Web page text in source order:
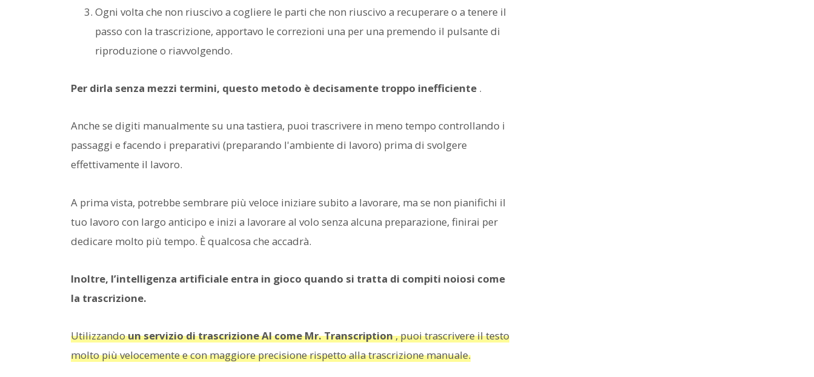
Ogni volta che non riuscivo a cogliere le parti che non riuscivo a recuperare o a tenere il
passo con la trascrizione, apportavo le correzioni una per una premendo il pulsante di
riproduzione o riavvolgendo.
Per dirla senza mezzi termini, questo metodo è decisamente troppo inefficiente .
Anche se digiti manualmente su una tastiera, puoi trascrivere in meno tempo controllando i
passaggi e facendo i preparativi (preparando l'ambiente di lavoro) prima di svolgere
effettivamente il lavoro.
A prima vista, potrebbe sembrare più veloce iniziare subito a lavorare, ma se non pianifichi il
tuo lavoro con largo anticipo e inizi a lavorare al volo senza alcuna preparazione, finirai per
dedicare molto più tempo. È qualcosa che accadrà.
Inoltre, l’intelligenza artificiale entra in gioco quando si tratta di compiti noiosi come
la trascrizione.
Utilizzandoun servizio di trascrizione AI come Mr. Transcription, puoi trascrivere il testo
molto più velocemente e con maggiore precisione rispetto alla trascrizione manuale.